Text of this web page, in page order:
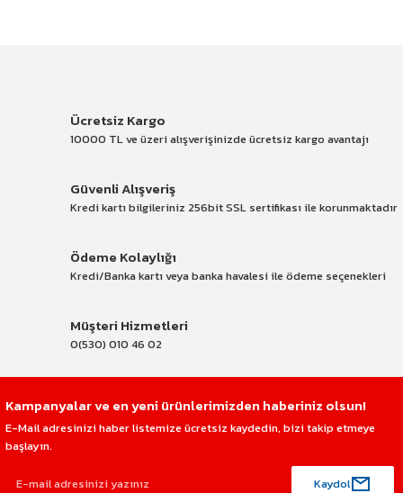
Ücretsiz Kargo
10000 TL ve üzeri alışverişinizde ücretsiz kargo avantajı
Güvenli Alışveriş
Kredi kartı bilgileriniz 256bit SSL sertifikası ile korunmaktadır
Ödeme Kolaylığı
Kredi/Banka kartı veya banka havalesi ile ödeme seçenekleri
Müşteri Hizmetleri
0(530) 010 46 02
Kampanyalar ve en yeni ürünlerimizden haberiniz olsun!
E-Mail adresinizi haber listemize ücretsiz kaydedin, bizi takip etmeye
başlayın.
Kaydol